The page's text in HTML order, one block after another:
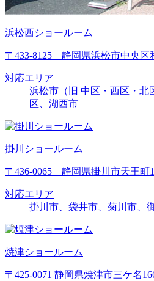
浜松西ショールーム
〒433-8125 静岡県浜松市中央区
対応エリア
浜松市（旧 中区・西区・北
区、湖西市
掛川ショールーム
〒436-0065 静岡県掛川市天王町1
対応エリア
掛川市、袋井市、菊川市、
焼津ショールーム
〒425-0071 静岡県焼津市三ケ名